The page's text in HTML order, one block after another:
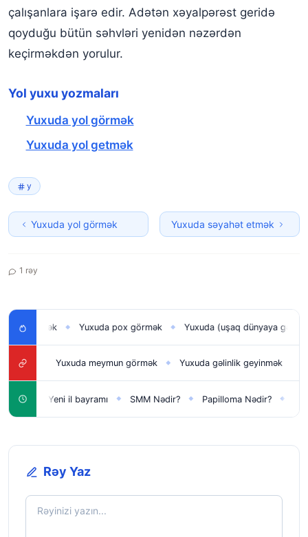
çalışanlara işarə edir. Adətən xəyalpərəst geridə
qoyduğu bütün səhvləri yenidən nəzərdən
keçirməkdən yorulur.
Yol yuxu yozmaları
Yuxuda yol görmək
Yuxuda yol getmək
y
Yuxuda yol görmək Yuxuda səyahət etmək
1 rəy
◆ Yuxuda pox görmək ◆ Yuxuda (uşaq dünyaya gətirmək)
◆ Yuxuda meymun görmək ◆ Yuxuda gəlinlik geyinmək ◆
◆ Yeni il bayramı ◆ SMM Nədir? ◆ Papilloma Nədir? ◆
Rəy Yaz